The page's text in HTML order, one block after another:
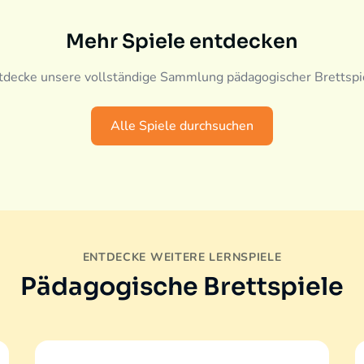
Mehr Spiele entdecken
unsere vollständige Sammlung pädagogischer
Alle Spiele durchsuchen
ENTDECKE WEITERE LERNSPIELE
Pädagogische Brettspiele